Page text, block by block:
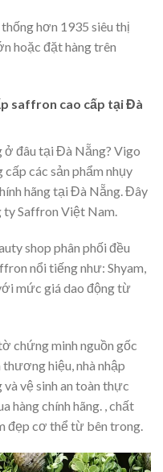
hơn 1935 siêu thị
hoặc đặt hàng trên
saffron cao cấp tại Đà
ở đâu tại Đà Nẵng? Vigo
cấp các sản phẩm nhụy
hãng tại Đà Nẵng. Đây
Saffron Việt Nam.
shop phân phối đều
nổi tiếng như: Shyam,
mức giá dao động từ
chứng minh nguồn gốc
hiệu, nhà nhập
vệ sinh an toàn thực
hàng chính hãng. , chất
đẹp cơ thể từ bên trong.